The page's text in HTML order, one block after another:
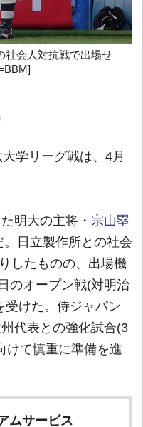
社会人対抗戦で出場せ
学リーグ戦は、4月
明大の主将・ 宗山塁
日立製作所との社会
したものの、出場機
のオープン戦(対明治
受けた。侍ジャパン
代表との強化試合(3
けて慎重に準備を進
ムサービス